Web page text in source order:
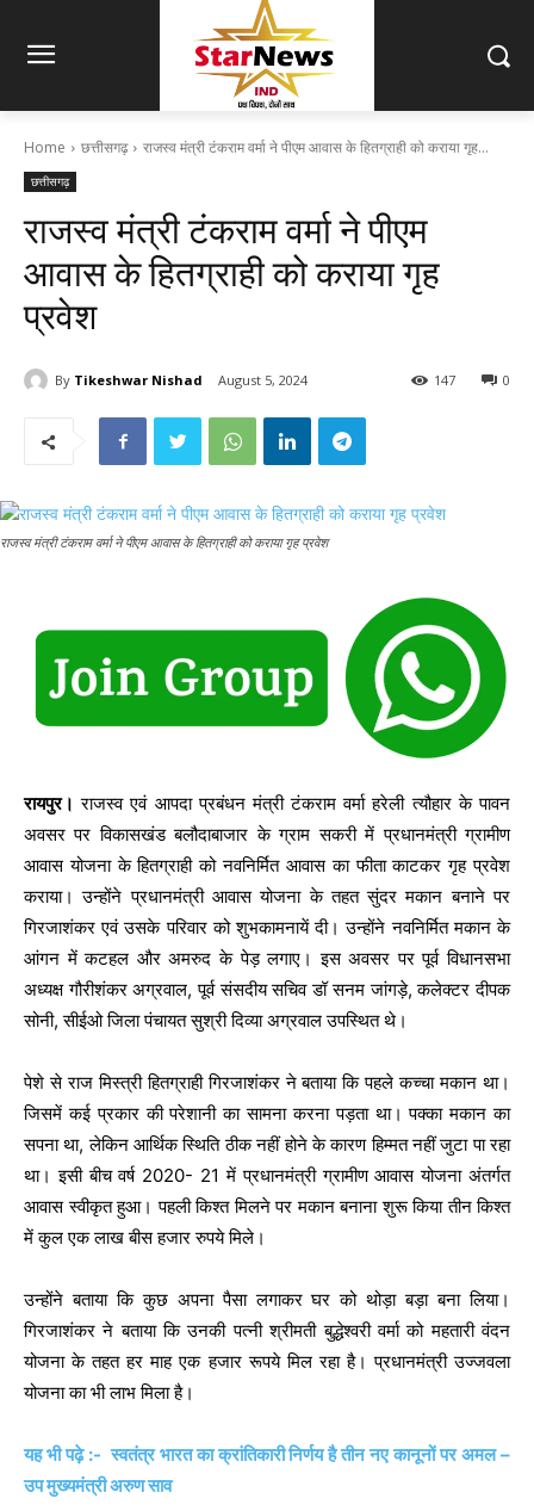
Home छत्तीसगढ़ राजस्व मंत्री टंकराम वर्मा ने पीएम आवास के हितग्राही को कराया गृह...
छत्तीसगढ़
राजस्व मंत्री टंकराम वर्मा ने पीएम
आवास के हितग्राही को कराया गृह
प्रवेश
By Tikeshwar Nishad August 5, 2024 0
147
राजस्व मंत्री टंकराम वर्मा ने पीएम आवास के हितग्राही को कराया गृह प्रवेश
रायपुर। राजस्व एवं आपदा प्रबंधन मंत्री टंकराम वर्मा हरेली त्यौहार के पावन
अवसर पर विकासखंड बलौदाबाजार के ग्राम सकरी में प्रधानमंत्री ग्रामीण
आवास योजना के हितग्राही को नवनिर्मित आवास का फीता काटकर गृह प्रवेश
कराया। उन्होंने प्रधानमंत्री आवास योजना के तहत सुंदर मकान बनाने पर
गिरजाशंकर एवं उसके परिवार को शुभकामनायें दी। उन्होंने नवनिर्मित मकान के
आंगन में कटहल और अमरुद के पेड़ लगाए। इस अवसर पर पूर्व विधानसभा
अध्यक्ष गौरीशंकर अग्रवाल, पूर्व संसदीय सचिव डॉ सनम जांगड़े, कलेक्टर दीपक
सोनी, सीईओ जिला पंचायत सुश्री दिव्या अग्रवाल उपस्थित थे।
पेशे से राज मिस्त्री हितग्राही गिरजाशंकर ने बताया कि पहले कच्चा मकान था।
जिसमें कई प्रकार की परेशानी का सामना करना पड़ता था। पक्का मकान का
सपना था, लेकिन आर्थिक स्थिति ठीक नहीं होने के कारण हिम्मत नहीं जुटा पा रहा
था। इसी बीच वर्ष 2020- 21 में प्रधानमंत्री ग्रामीण आवास योजना अंतर्गत
आवास स्वीकृत हुआ। पहली किश्त मिलने पर मकान बनाना शुरू किया तीन किश्त
में कुल एक लाख बीस हजार रुपये मिले।
उन्होंने बताया कि कुछ अपना पैसा लगाकर घर को थोड़ा बड़ा बना लिया।
गिरजाशंकर ने बताया कि उनकी पत्नी श्रीमती बुद्धेश्वरी वर्मा को महतारी वंदन
योजना के तहत हर माह एक हजार रूपये मिल रहा है। प्रधानमंत्री उज्जवला
योजना का भी लाभ मिला है।
यह भी पढ़े :- स्वतंत्र भारत का क्रांतिकारी निर्णय है तीन नए कानूनों पर अमल –
उप मुख्यमंत्री अरुण साव